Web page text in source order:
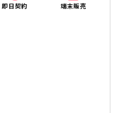
即日契約 端末販売